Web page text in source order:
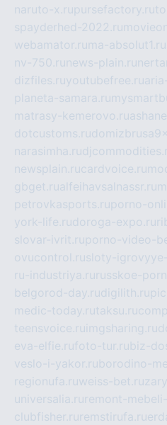
naruto-x.rupursefactory.ru
spayderhed-2022.ru
webamator.ru ma-absolut1.ru
nv-750.ru news-plain.ru
dizfiles.ruyoutubefree.ru
planeta-samara.ru
matrasy-kemerovo.ru
dotcustoms.ru
narasimha.ru
newsplain.rucardvoice.ru
gbget.rualfeihavsalnassr.ru
petrovkasports.ruporno-
york-life.rudoroga-expo.ru
slovar-ivrit.ruporno-video-
ovucontrol.rusloty-
ru-industriya.ru russkoe-
belgorod-day.rudigilith.ru
medic-today.rutaksu.ru
teensvoice.ru imgsharing.ru
eva-elfie.rufoto-tur.rubiz-
veslo-i-yakor.ruborodino-
regionufa.ruweiss-bet.ru
universalia.ru remont-
clubfisher.ru remstirufa.ru